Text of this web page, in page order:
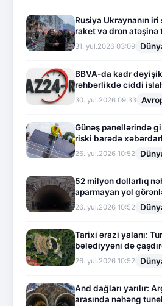
Rusiya Ukraynanın
raket və dron atəşinə
31.İyul.2026 03:09
BBVA-da kadr
rəhbərlikdə ciddi
30.İyul.2026 09:33
Günəş panellərində
riski barədə
26.İyul.2026 10:52
52 milyon dollarlıq
aparmayan yol
26.İyul.2026 10:52
Tarixi ərazi yalanı:
bələdiyyəni də
26.İyul.2026 10:52
And dağları yarılır:
arasında nəhəng